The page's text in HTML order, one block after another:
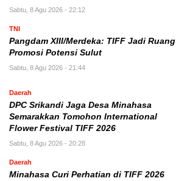
Sabtu, 8 Agu 2026 - 22:12
TNI
Pangdam XIII/Merdeka: TIFF Jadi Ruang
Promosi Potensi Sulut
Sabtu, 8 Agu 2026 - 21:44
Daerah
DPC Srikandi Jaga Desa Minahasa
Semarakkan Tomohon International
Flower Festival TIFF 2026
Sabtu, 8 Agu 2026 - 20:28
Daerah
Minahasa Curi Perhatian di TIFF 2026